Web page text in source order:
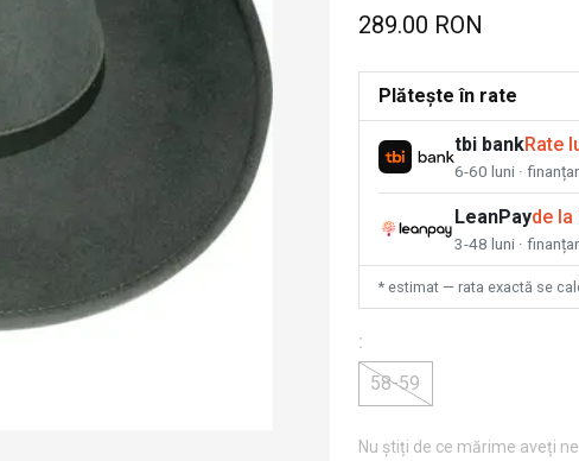
289.00 RON
Plătește în rate
tbi bankRate
6-60 luni ·
LeanPayde la
3-48 luni ·
* estimat — rata exactă se
:
58-59
Nu știți de ce mărime aveți